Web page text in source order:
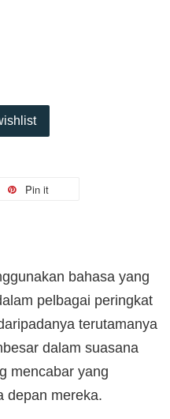
Pin it
bahasa yang
pelbagai peringkat
terutamanya
dalam suasana
mencabar yang
depan mereka.